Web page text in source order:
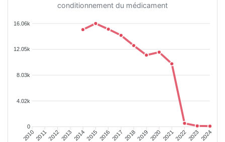
conditionnement du médicament
16.06k
12.05k
8.03k
4.02k
0
2010201120122013 20142015 2016 2017 20182019 2020 202120222023 2024